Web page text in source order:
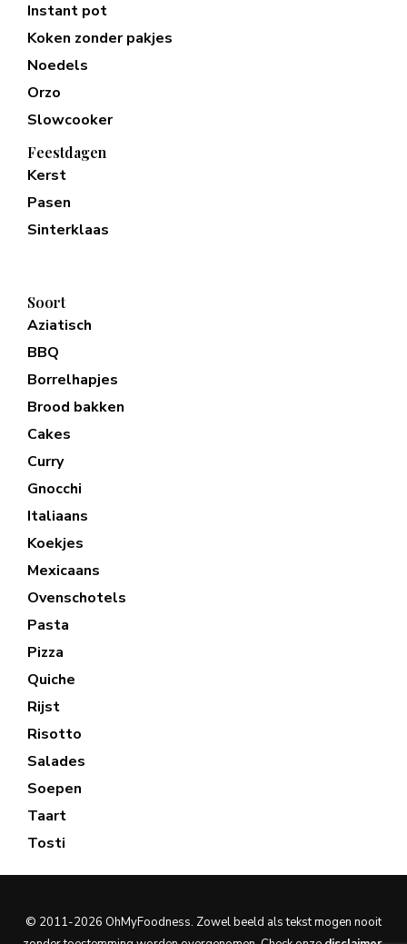
Instant pot
Koken zonder pakjes
Noedels
Orzo
Slowcooker
Feestdagen
Kerst
Pasen
Sinterklaas
Soort
Aziatisch
BBQ
Borrelhapjes
Brood bakken
Cakes
Curry
Gnocchi
Italiaans
Koekjes
Mexicaans
Ovenschotels
Pasta
Pizza
Quiche
Rijst
Risotto
Salades
Soepen
Taart
Tosti
© 2011-2026 OhMyFoodness. Zowel beeld als tekst mogen nooit